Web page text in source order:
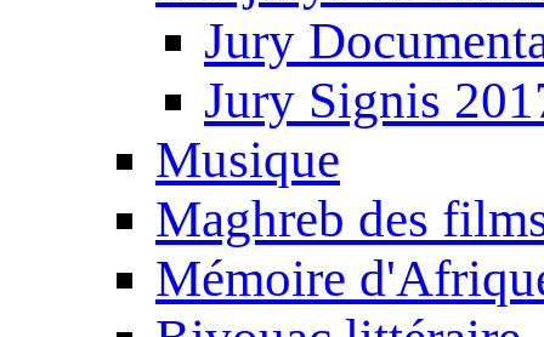
Jury
Jury Signis
Musique
Maghreb des
Mémoire